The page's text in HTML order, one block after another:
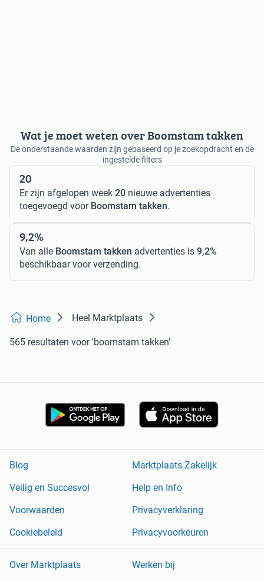
Wat je moet weten over Boomstam takken
De onderstaande waarden zijn gebaseerd op je zoekopdracht en de
ingestelde filters
20
Er zijn afgelopen week 20 nieuwe advertenties
toegevoegd voor Boomstam takken.
9,2%
Van alle Boomstam takken advertenties is 9,2%
beschikbaar voor verzending.
Home Heel Marktplaats
565 resultaten voor 'boomstam takken'
Blog
Marktplaats Zakelijk
Veilig en Succesvol
Help en Info
Voorwaarden
Privacyverklaring
Cookiebeleid
Privacyvoorkeuren
Over Marktplaats Werken bij